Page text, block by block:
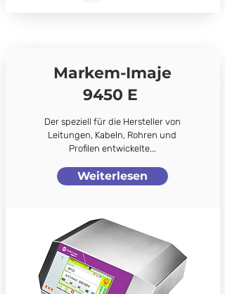
Markem-Imaje
9450 E
Der speziell für die Hersteller von
Leitungen, Kabeln, Rohren und
Profilen entwickelte...
Weiterlesen